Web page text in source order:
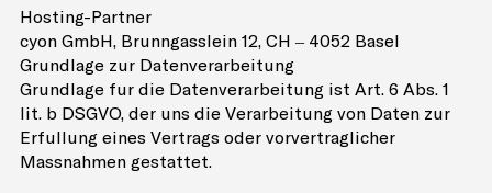
Hosting-Partner
cyon GmbH, Brunngässlein 12, CH – 4052 Basel
Grundlage zur Datenverarbeitung
Grundlage für die Datenverarbeitung ist Art. 6 Abs. 1
lit. b DSGVO, der uns die Verarbeitung von Daten zur
Erfüllung eines Vertrags oder vorvertraglicher
Massnahmen gestattet.